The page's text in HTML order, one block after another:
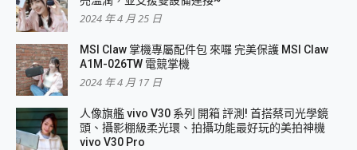
2024 年 4 月 25 日
MSI Claw 掌機專屬配件包 來囉 完美保護 MSI Claw
A1M-026TW 電競掌機
2024 年 4 月 17 日
人像旗艦 vivo V30 系列 開箱 評測! 首搭蔡司光學鏡
頭、攝影棚級柔光環、拍攝功能最好玩的美拍神機
vivo V30 Pro